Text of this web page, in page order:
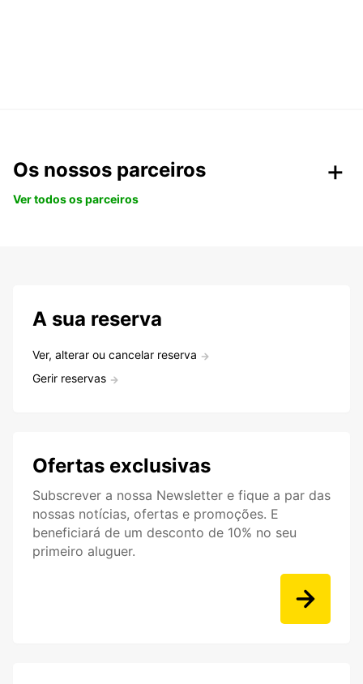
Os nossos parceiros
Ver todos os parceiros
A sua reserva
Ver, alterar ou cancelar reserva
Gerir reservas
Ofertas exclusivas
Subscrever a nossa Newsletter e fique a par das
nossas notícias, ofertas e promoções. E
beneficiará de um desconto de 10% no seu
primeiro aluguer.